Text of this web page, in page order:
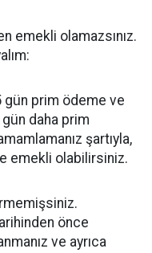
emekli olamazsınız.
gün prim ödeme ve
daha prim
şartıyla,
emekli olabilirsiniz.
önce
ve ayrıca